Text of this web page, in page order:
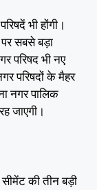
भी होंगी।
पर सबसे बड़ा
परिषद भी नए
परिषदों के मैहर
नगर पालिक
जाएगी।
की तीन बड़ी